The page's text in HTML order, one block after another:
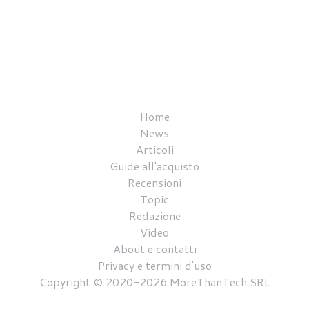
Home
News
Articoli
Guide all'acquisto
Recensioni
Topic
Redazione
Video
About e contatti
Privacy e termini d'uso
Copyright © 2020-2026 MoreThanTech SRL